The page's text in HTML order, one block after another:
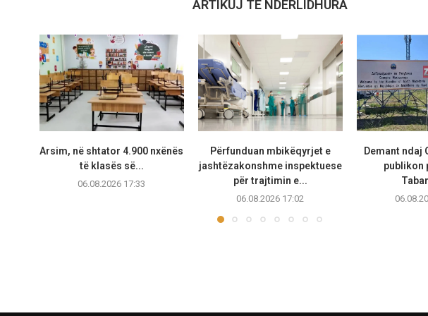
ARTIKUJ TË NDËRLIDHURA
Arsim, në shtator 4.900 nxënës
të klasës së...
06.08.2026 17:33
Përfunduan mbikëqyrjet e
jashtëzakonshme inspektuese
për trajtimin e...
06.08.2026 17:02
Demant ndaj
publikon